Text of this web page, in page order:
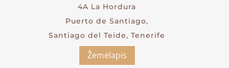
4A La Hordura
Puerto de Santiago,
Santiago del Teide, Tenerife
Žemėlapis